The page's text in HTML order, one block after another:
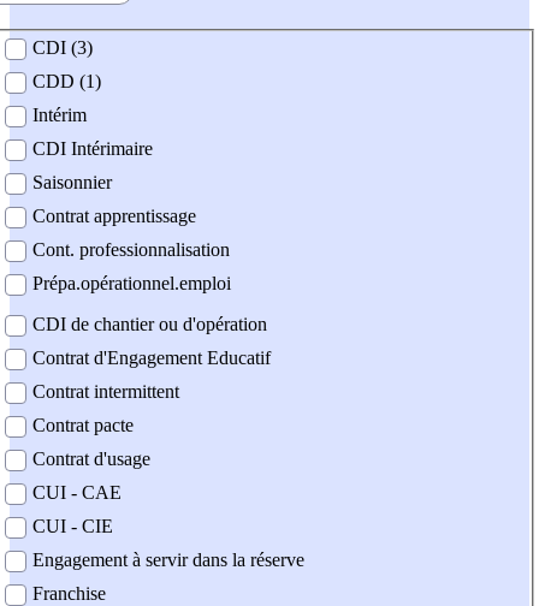
contrat
CDI (3)
CDD (1)
Intérim
CDI Intérimaire
Saisonnier
Contrat apprentissage
Cont. professionnalisation
Prépa.opérationnel.emploi
CDI de chantier ou d'opération
Contrat d'Engagement Educatif
Contrat intermittent
Contrat pacte
Contrat d'usage
CUI - CAE
CUI - CIE
Engagement à servir dans la réserve
Franchise